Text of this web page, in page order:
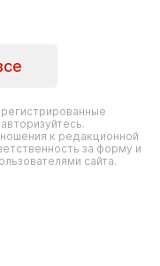
к редакционной
за форму и
сайта.